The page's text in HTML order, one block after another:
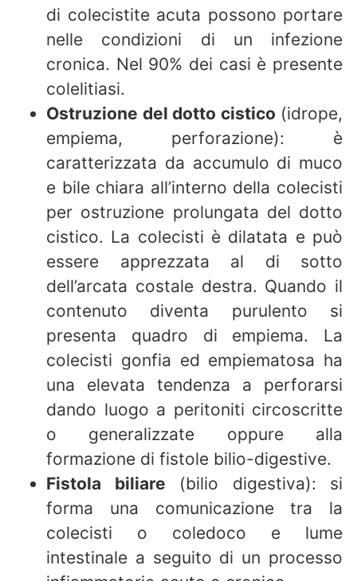
di colecistite acuta possono portare
nelle condizioni di un infezione
cronica. Nel 90% dei casi è presente
colelitiasi.
Ostruzione del dotto cistico (idrope,
empiema, perforazione): è
caratterizzata da accumulo di muco
e bile chiara all’interno della colecisti
per ostruzione prolungata del dotto
cistico. La colecisti è dilatata e può
essere apprezzata al di sotto
dell’arcata costale destra. Quando il
contenuto diventa purulento si
presenta quadro di empiema. La
colecisti gonfia ed empiematosa ha
una elevata tendenza a perforarsi
dando luogo a peritoniti circoscritte
o generalizzate oppure alla
formazione di fistole bilio-digestive.
Fistola biliare (bilio digestiva): si
forma una comunicazione tra la
colecisti o coledoco e lume
intestinale a seguito di un processo